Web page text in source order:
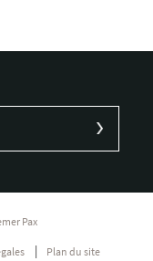
Pax
Plan du site